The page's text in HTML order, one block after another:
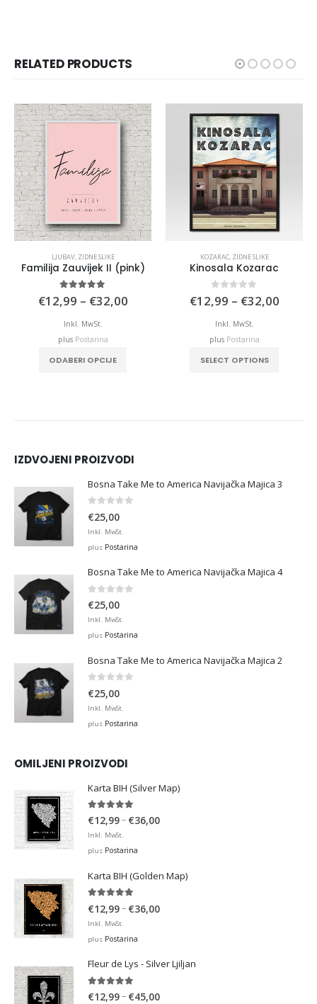
RELATED PRODUCTS
LJUBAV, ZIDNE SLIKE
Familija Zauvijek II (pink)
5.00 out of 5
€12,99 – €32,00Price
Inkl. MwSt.
plus Postarina
ODABERI OPCIJE
KOZARAC, ZIDNE SLIKE
Kinosala Kozarac
0out of 5
€12,99 – €32,00Price
Inkl. MwSt.
plus Postarina
SELECT OPTIONS
IZDVOJENI PROIZVODI
Bosna Take Me to America Navijačka Majica 3
€25,00
Inkl. MwSt.
plus Postarina
Bosna Take Me to America Navijačka Majica 4
0 out of 5
€25,00
Inkl. MwSt.
plus Postarina
Bosna Take Me to America Navijačka Majica 2
€25,00
Inkl. MwSt.
plus Postarina
OMILJENI PROIZVODI
Karta BIH (Silver Map)
4.95out of 5
€12,99– €36,00Price
€36,00
Inkl. MwSt.
plus Postarina
Karta BIH (Golden Map)
€12,99– €36,00Price
€36,00
Inkl. MwSt.
plus Postarina
Fleur de Lys - Silver Ljiljan
4.88out of 5
€12,99– €45,00Price